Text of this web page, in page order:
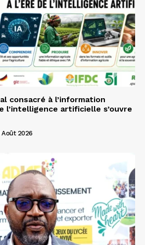
consacré à l’information
l’intelligence artificielle s’ouvre
Août 2026